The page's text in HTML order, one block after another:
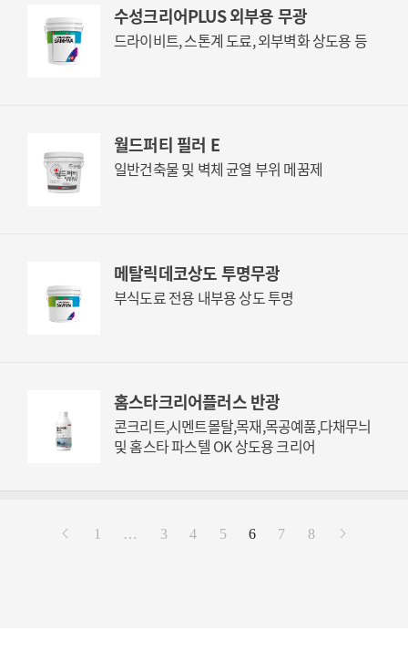
수성크리어PLUS 외부용 무광
드라이비트, 스톤계 도료, 외부벽화 상도용 등
월드퍼티 필러 E
일반건축물 및 벽체 균열 부위 메꿈제
메탈릭데코상도 투명무광
부식도료 전용 내부용 상도 투명
홈스타크리어플러스 반광
콘크리트,시멘트몰탈,목재,목공예품,다채무늬
및 홈스타 파스텔 OK 상도용 크리어
1 … 3 4 5 6 7 8